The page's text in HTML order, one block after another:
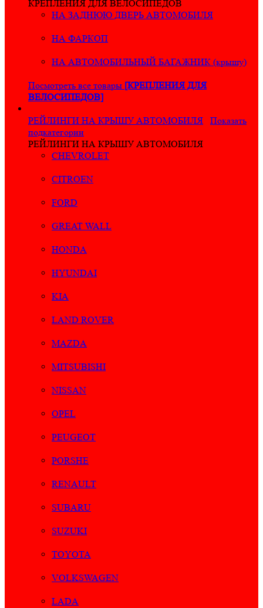
КРЕПЛЕНИЯ ДЛЯ ВЕЛОСИПЕДОВ
НА ЗАДНЮЮ ДВЕРЬ АВТОМОБИЛЯ
НА ФАРКОП
НА АВТОМОБИЛЬНЫЙ БАГАЖНИК (крышу)
Посмотреть все товары [КРЕПЛЕНИЯ ДЛЯ
ВЕЛОСИПЕДОВ]
РЕЙЛИНГИ НА КРЫШУ АВТОМОБИЛЯ
Показать
подкатегории
РЕЙЛИНГИ НА КРЫШУ АВТОМОБИЛЯ
CHEVROLET
CITROEN
FORD
GREAT WALL
HONDA
HYUNDAI
KIA
LAND ROVER
MAZDA
MITSUBISHI
NISSAN
OPEL
PEUGEOT
PORSHE
RENAULT
SUBARU
SUZUKI
TOYOTA
VOLKSWAGEN
LADA